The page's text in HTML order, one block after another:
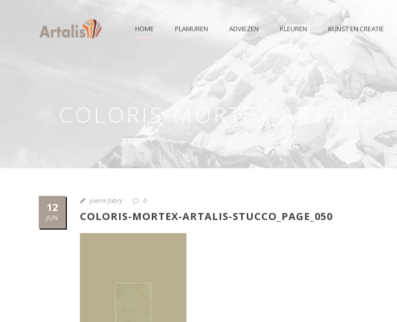
HOME PLAMUREN ADVIEZEN KLEUREN KUNST EN CREATIE
COLORIS-MORTEX-ARTALIS-
12
JUN
pierre fabry 0
COLORIS-MORTEX-ARTALIS-STUCCO_PAGE_050